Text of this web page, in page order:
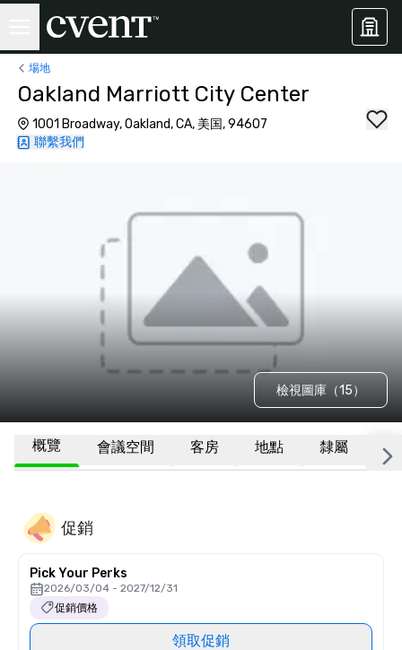
場地
Oakland Marriott City Center
1001 Broadway, Oakland, CA, 美国, 94607
聯繫我們
檢視圖庫（15）
概覽 會議空間 客房 地點 隸屬 更
促銷
Pick Your Perks
2026/03/04 - 2027/12/31
促銷價格
領取促銷